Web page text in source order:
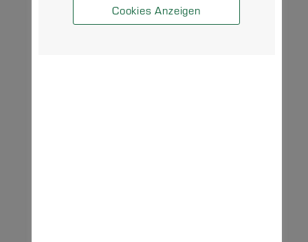
Cookies Anzeigen